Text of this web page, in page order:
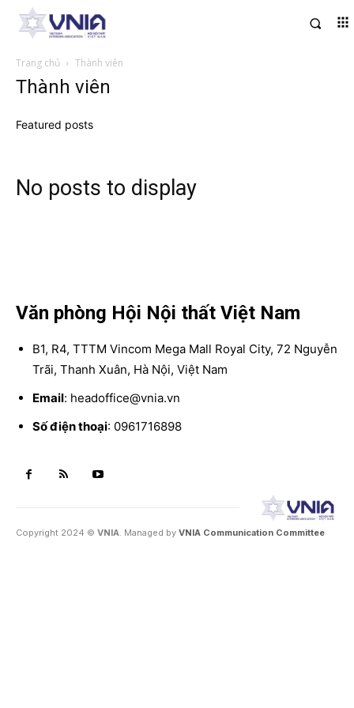
Trang chủ Thành viên
Thành viên
Featured posts
No posts to display
Văn phòng Hội Nội thất Việt Nam
B1, R4, TTTM Vincom Mega Mall Royal City, 72 Nguyễn
Trãi, Thanh Xuân, Hà Nội, Việt Nam
Email: headoffice@vnia.vn
Số điện thoại: 0961716898
Copyright 2024 © VNIA. Managed by VNIA Communication Committee